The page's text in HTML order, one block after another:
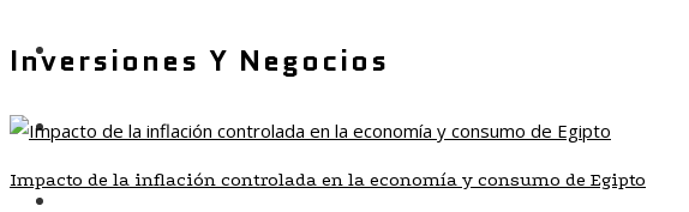
Ciencia y tecnología
Cultura y ocio
Inversiones Y Negocios
Impacto de la inflación controlada en la economía y consumo de Egipto